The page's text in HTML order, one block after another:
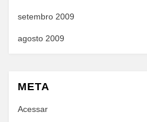
setembro 2009
agosto 2009
META
Acessar